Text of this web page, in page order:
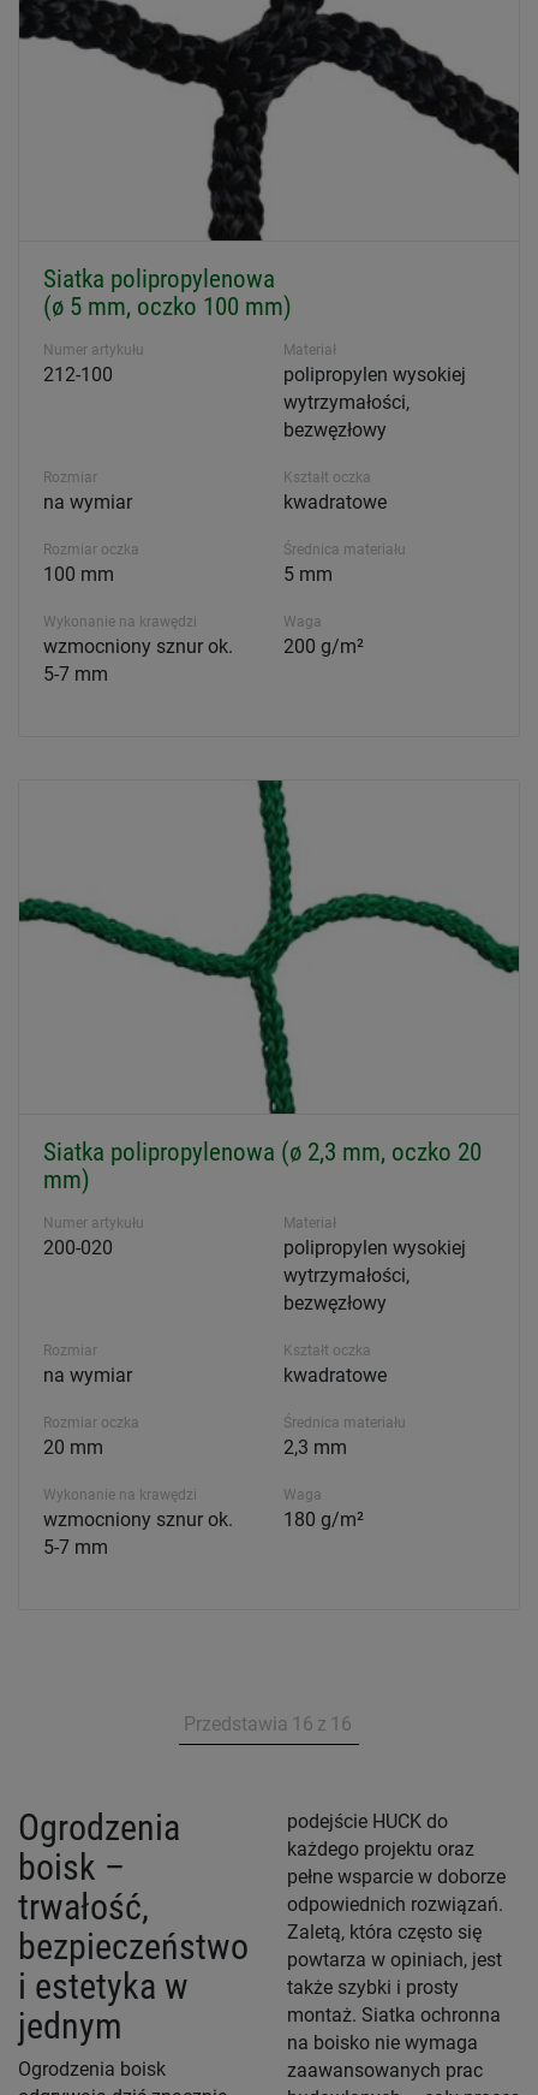
Siatka polipropylenowa
(ø 5 mm, oczko 100 mm)
Numer artykułu
212-100
Materiał
polipropylen wysokiej
wytrzymałości,
bezwęzłowy
Rozmiar
na wymiar
Kształt oczka
kwadratowe
Rozmiar oczka
100 mm
Średnica materiału
5 mm
Wykonanie na krawędzi
wzmocniony sznur ok.
5-7 mm
Waga
200 g/m²
Siatka polipropylenowa (ø 2,3 mm, oczko 20
mm)
Numer artykułu
200-020
Materiał
polipropylen wysokiej
wytrzymałości,
bezwęzłowy
Rozmiar
na wymiar
Kształt oczka
kwadratowe
Rozmiar oczka
20 mm
Średnica materiału
2,3 mm
Wykonanie na krawędzi
wzmocniony sznur ok.
5-7 mm
Waga
180 g/m²
Przedstawia 16 z 16
Ogrodzenia
boisk –
trwałość,
bezpieczeństwo
i estetyka w
jednym
Ogrodzenia boisk
podejście HUCK do
każdego projektu oraz
pełne wsparcie w doborze
odpowiednich rozwiązań.
Zaletą, która często się
powtarza w opiniach, jest
także szybki i prosty
montaż. Siatka ochronna
na boisko nie wymaga
zaawansowanych prac